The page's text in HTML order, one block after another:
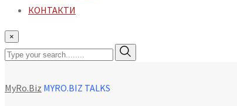
КОНТАКТИ
×
MyRo.Biz MYRO.BIZ TALKS